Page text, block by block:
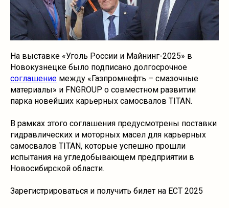
На выставке «Уголь России и Майнинг-2025» в
Новокузнецке было подписано долгосрочное
соглашение между «Газпромнефть – смазочные
материалы» и FNGROUP о совместном развитии
парка новейших карьерных самосвалов TITAN.
В рамках этого соглашения предусмотрены поставки
гидравлических и моторных масел для карьерных
самосвалов TITAN, которые успешно прошли
испытания на угледобывающем предприятии в
Новосибирской области.
Зарегистрироваться и получить билет на ECT 2025